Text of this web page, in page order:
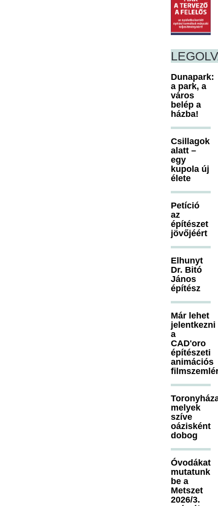
Dunapark:
a park, a
város
belép a
házba!
Csillagok
alatt –
egy
kupola új
élete
Petíció
az
építészet
jövőjéért
Elhunyt
Dr. Bitó
János
építész
Már lehet
jelentkezni
a
CAD'oro
építészeti
animációs
melyek
szíve
oázisként
dobog
Óvodákat
mutatunk
be a
Metszet
2026/3.